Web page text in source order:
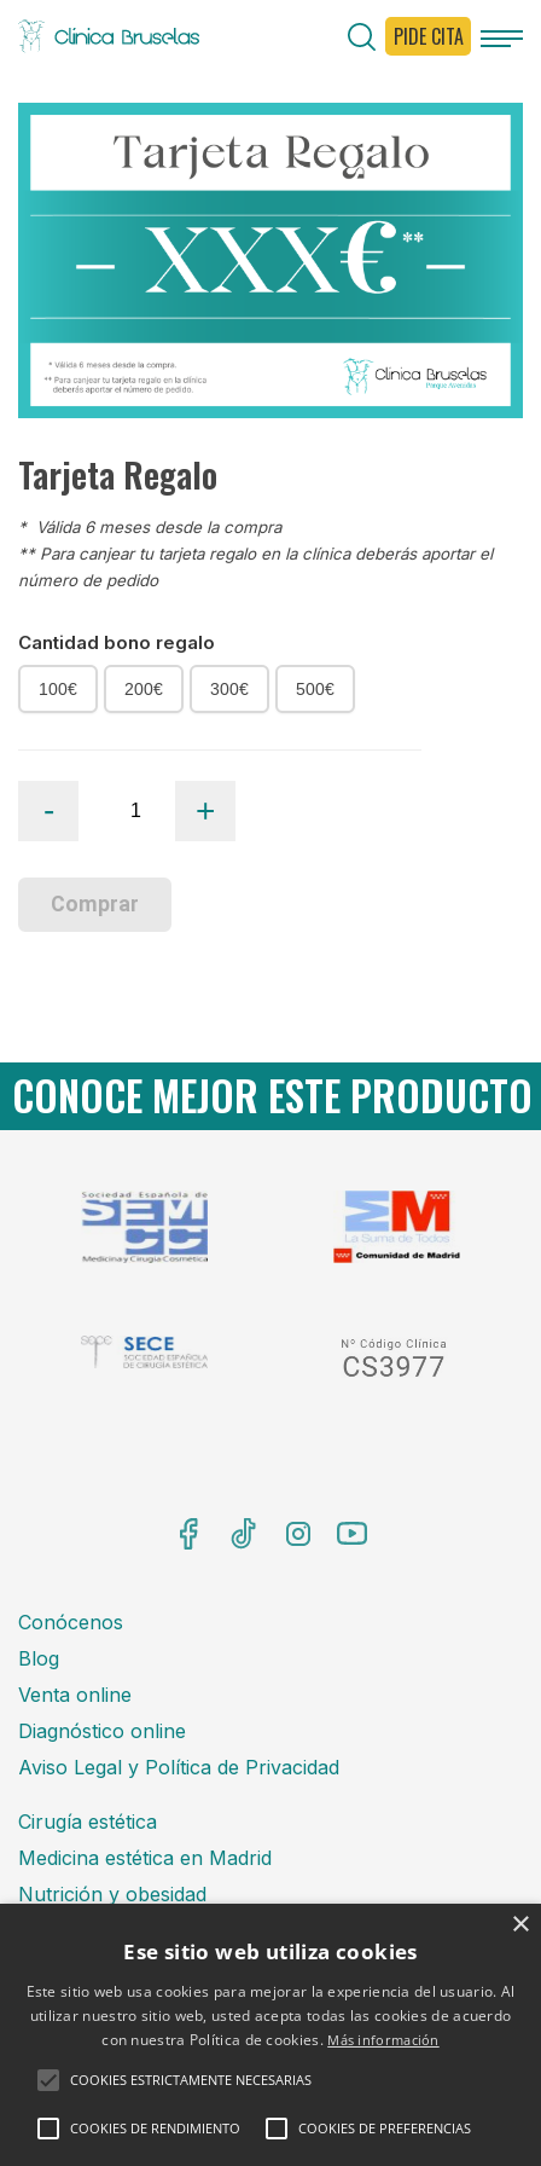
PIDE CITA
Tarjeta Regalo
* Válida 6 meses desde la compra
** Para canjear tu tarjeta regalo en la clínica deberás aportar el
número de pedido
Cantidad bono regalo
100€ 200€ 300€ 500€
-
Regalo
+
Comprar
CONOCE MEJOR ESTE
Conócenos
Blog
Venta online
Diagnóstico online
Aviso Legal y Política de Privacidad
Cirugía estética
Medicina estética en Madrid
Nutrición y obesidad
Financiación
Política de cookies
×
Ese sitio web utiliza cookies
Este sitio web usa cookies para mejorar la experiencia del usuario. Al
utilizar nuestro sitio web, usted acepta todas las cookies de acuerdo
con nuestra Política de cookies. Más información
COOKIES ESTRICTAMENTE NECESARIAS
COOKIES DE RENDIMIENTO COOKIES DE PREFERENCIAS